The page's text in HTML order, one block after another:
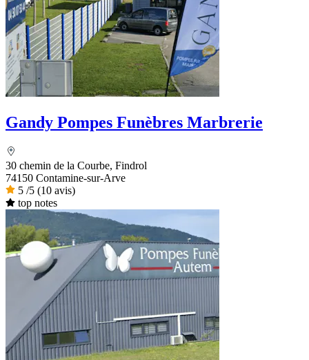
Gandy Pompes Funèbres Marbrerie
30 chemin de la Courbe, Findrol
74150 Contamine-sur-Arve
5 /5 (10 avis)
top notes